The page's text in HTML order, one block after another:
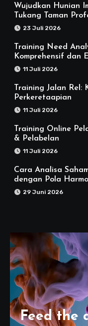
Wujudkan Hunian
Tukang Taman
23 Juli 2026
Training Need
Komprehensif dan
11 Juli 2026
Training Jalan Rel:
Perkeretaapian
11 Juli 2026
Training Online
& Pelabelan
11 Juli 2026
Cara Analisa
dengan Pola
29 Juni 2026
Feed the